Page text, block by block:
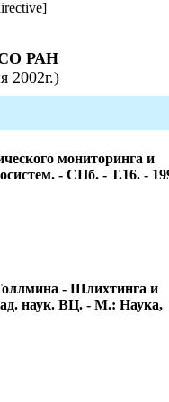
СО РАН
2002г.)
мониторинга и
- СПб. - Т.16. -
- Шлихтинга и
наук. ВЦ. - М.: Наука,